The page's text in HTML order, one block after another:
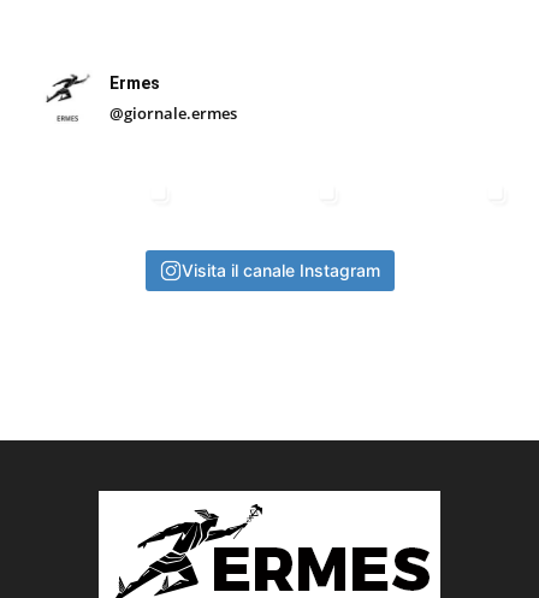
Ermes
@giornale.ermes
Visita il canale Instagram